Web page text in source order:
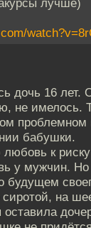
дочь 16 лет.
не имелось.
проблемном
бабушки.
к
у мужчин.
будущем
сиротой, на